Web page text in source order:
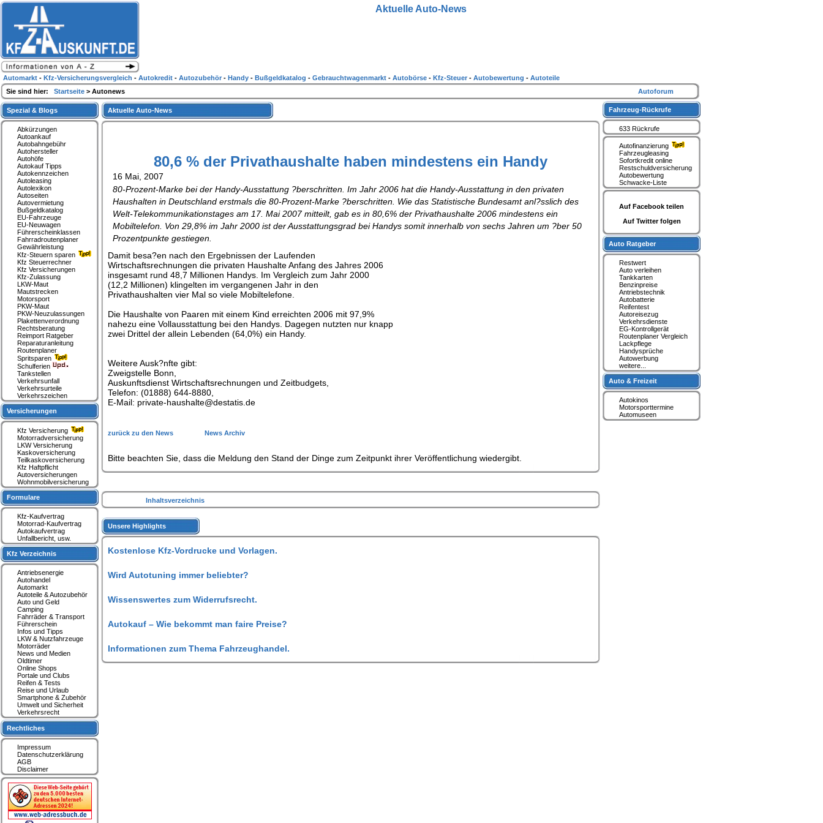
Aktuelle Auto-News
80,6 % der Privathaushalte haben mindestens ein Handy
16 Mai, 2007
80-Prozent-Marke bei der Handy-Ausstattung ?berschritten. Im Jahr 2006 hat die Handy-Ausstattung in den privaten
Haushalten in Deutschland erstmals die 80-Prozent-Marke ?berschritten. Wie das Statistische Bundesamt anl?sslich des
Welt-Telekommunikationstages am 17. Mai 2007 mitteilt, gab es in 80,6% der Privathaushalte 2006 mindestens ein
Mobiltelefon. Von 29,8% im Jahr 2000 ist der Ausstattungsgrad bei Handys somit innerhalb von sechs Jahren um ?ber 50
Prozentpunkte gestiegen.
Damit besa?en nach den Ergebnissen der Laufenden
Wirtschaftsrechnungen die privaten Haushalte Anfang des Jahres 2006
insgesamt rund 48,7 Millionen Handys. Im Vergleich zum Jahr 2000
(12,2 Millionen) klingelten im vergangenen Jahr in den
Privathaushalten vier Mal so viele Mobiltelefone.
Die Haushalte von Paaren mit einem Kind erreichten 2006 mit 97,9%
nahezu eine Vollausstattung bei den Handys. Dagegen nutzten nur knapp
zwei Drittel der allein Lebenden (64,0%) ein Handy.
Weitere Ausk?nfte gibt:
Zweigstelle Bonn,
Auskunftsdienst Wirtschaftsrechnungen und Zeitbudgets,
Telefon: (01888) 644-8880,
E-Mail: private-haushalte@destatis.de
zurück zu den News News Archiv
Bitte beachten Sie, dass die Meldung den Stand der Dinge zum Zeitpunkt ihrer Veröffentlichung wiedergibt.
Inhaltsverzeichnis
Unsere Highlights
Kostenlose Kfz-Vordrucke und Vorlagen.
Wird Autotuning immer beliebter?
Wissenswertes zum Widerrufsrecht.
Autokauf – Wie bekommt man faire Preise?
Informationen zum Thema Fahrzeughandel.
Spezial & Blogs
Abkürzungen
Autoankauf
Autobahngebühr
Autohersteller
Autohöfe
Autokauf Tipps
Autokennzeichen
Autoleasing
Autolexikon
Autoseiten
Autovermietung
Bußgeldkatalog
EU-Fahrzeuge
EU-Neuwagen
Führerscheinklassen
Fahrradroutenplaner
Gewährleistung
Kfz-Steuern sparen
Kfz Steuerrechner
Kfz Versicherungen
Kfz-Zulassung
LKW-Maut
Mautstrecken
Motorsport
PKW-Maut
PKW-Neuzulassungen
Plakettenverordnung
Rechtsberatung
Reimport Ratgeber
Reparaturanleitung
Routenplaner
Spritsparen
Schulferien
Tankstellen
Verkehrsunfall
Verkehrsurteile
Verkehrszeichen
Versicherungen
Kfz Versicherung
Motorradversicherung
LKW Versicherung
Kaskoversicherung
Teilkaskoversicherung
Kfz Haftpflicht
Autoversicherungen
Wohnmobilversicherung
Formulare
Kfz-Kaufvertrag
Motorrad-Kaufvertrag
Autokaufvertrag
Unfallbericht, usw.
Kfz Verzeichnis
Antriebsenergie
Autohandel
Automarkt
Autoteile & Autozubehör
Auto und Geld
Camping
Fahrräder & Transport
Führerschein
Infos und Tipps
LKW & Nutzfahrzeuge
Motorräder
News und Medien
Oldtimer
Online Shops
Portale und Clubs
Reifen & Tests
Reise und Urlaub
Smartphone & Zubehör
Umwelt und Sicherheit
Verkehrsrecht
Rechtliches
Impressum
Datenschutzerklärung
AGB
Disclaimer
Fahrzeug-Rückrufe
633 Rückrufe
Autofinanzierung
Fahrzeugleasing
Sofortkredit online
Restschuldversicherung
Autobewertung
Schwacke-Liste
Auf Facebook teilen
Auf Twitter folgen
Auto Ratgeber
Restwert
Auto verleihen
Tankkarten
Benzinpreise
Antriebstechnik
Autobatterie
Reifentest
Autoreisezug
Verkehrsdienste
EG-Kontrollgerät
Routenplaner Vergleich
Lackpflege
Handysprüche
Autowerbung
weitere...
Auto & Freizeit
Autokinos
Motorsporttermine
Automuseen
Aktuelle Auto-News
Automarkt - Kfz-Versicherungsvergleich - Autokredit - Autozubehör - Handy - Bußgeldkatalog - Gebrauchtwagenmarkt - Autobörse - Kfz-Steuer - Autobewertung - Autoteile
Sie sind hier: Startseite > Autonews Autoforum